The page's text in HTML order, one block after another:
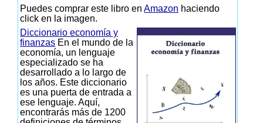
Puedes comprar este libro enAmazon haciendo
click en la imagen.
Diccionario economía y
finanzas En el mundo de la
economía, un lenguaje
especializado se ha
desarrollado a lo largo de
los años. Este diccionario
es una puerta de entrada a
ese lenguaje. Aquí,
encontrarás más de 1200